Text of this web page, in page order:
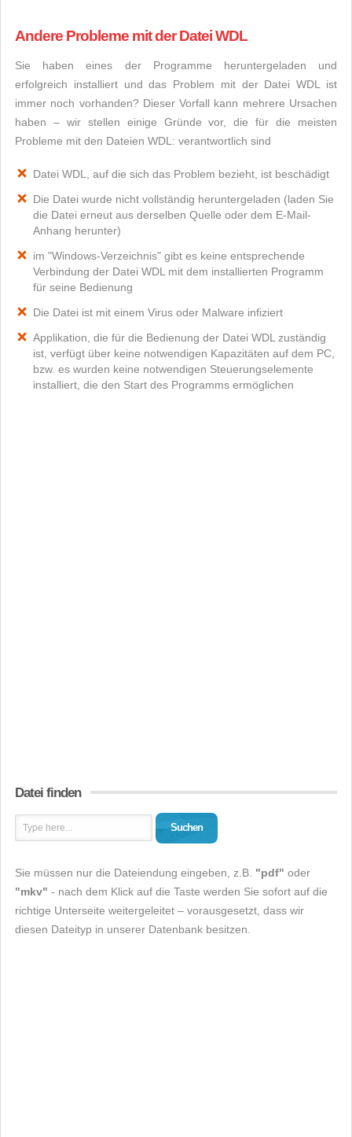
Andere Probleme mit der Datei WDL
Sie haben eines der Programme heruntergeladen und
erfolgreich installiert und das Problem mit der Datei WDL ist
immer noch vorhanden? Dieser Vorfall kann mehrere Ursachen
haben – wir stellen einige Gründe vor, die für die meisten
Probleme mit den Dateien WDL: verantwortlich sind
Datei WDL, auf die sich das Problem bezieht, ist beschädigt
Die Datei wurde nicht vollständig heruntergeladen (laden Sie
die Datei erneut aus derselben Quelle oder dem E-Mail-
Anhang herunter)
im "Windows-Verzeichnis" gibt es keine entsprechende
Verbindung der Datei WDL mit dem installierten Programm
für seine Bedienung
Die Datei ist mit einem Virus oder Malware infiziert
Applikation, die für die Bedienung der Datei WDL zuständig
ist, verfügt über keine notwendigen Kapazitäten auf dem PC,
bzw. es wurden keine notwendigen Steuerungselemente
installiert, die den Start des Programms ermöglichen
Datei finden
Suchen
Sie müssen nur die Dateiendung eingeben, z.B. "pdf" oder
"mkv" - nach dem Klick auf die Taste werden Sie sofort auf die
richtige Unterseite weitergeleitet – vorausgesetzt, dass wir
diesen Dateityp in unserer Datenbank besitzen.